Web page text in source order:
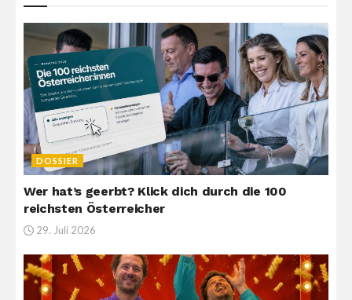
DOSSIER
Wer hat’s geerbt? Klick dich durch die 100
reichsten Österreicher
29. Juli 2026